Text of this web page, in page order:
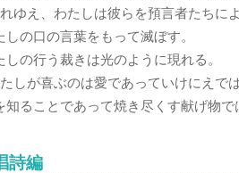
ゆえ、わたしは彼らを預言者たちに
しの口の言葉をもって滅ぼす。
しの行う裁きは光のように現れる。
しが喜ぶのは愛であっていけにえで
知ることであって焼き尽くす献げ物で
詩編